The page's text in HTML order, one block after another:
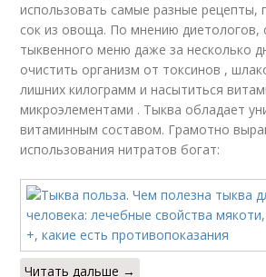
использовать самые разные рецепты,
сок из овоща. По мнению
тыквенного меню даже за несколько
очистить организм от токсинов ,
лишних килограмм и насытиться
микроэлементами . Тыква обладает
витаминным составом. Грамотно
использования нитратов богат:
Читать дальше →